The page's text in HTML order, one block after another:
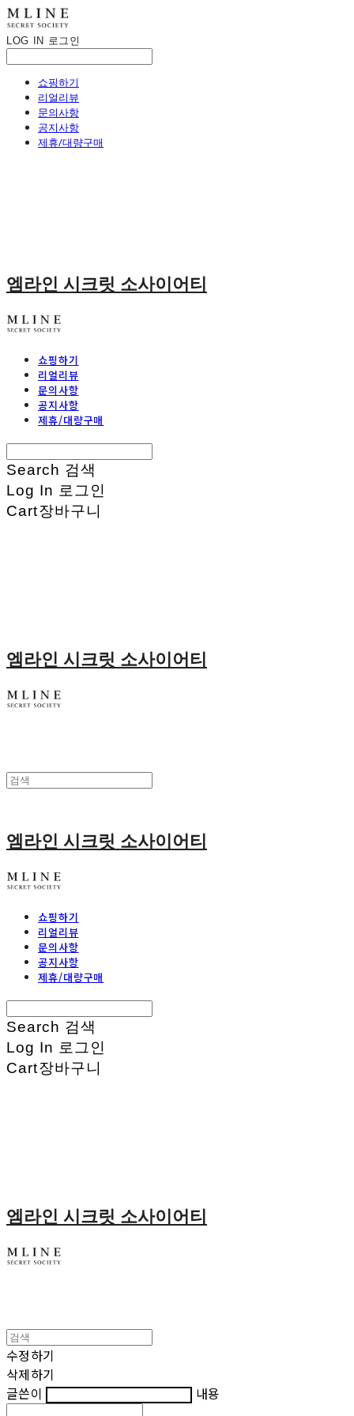
LOG IN 로그인
쇼핑하기
리얼리뷰
문의사항
공지사항
제휴/대량구매
엠라인 시크릿 소사이어티
쇼핑하기
리얼리뷰
문의사항
공지사항
제휴/대량구매
Search 검색
Log In 로그인
Cart장바구니
엠라인 시크릿 소사이어티
엠라인 시크릿 소사이어티
쇼핑하기
리얼리뷰
문의사항
공지사항
제휴/대량구매
Search 검색
Log In 로그인
Cart장바구니
엠라인 시크릿 소사이어티
수정하기
삭제하기
글쓴이
내용